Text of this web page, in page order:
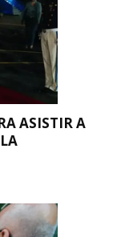
ASISTIR A